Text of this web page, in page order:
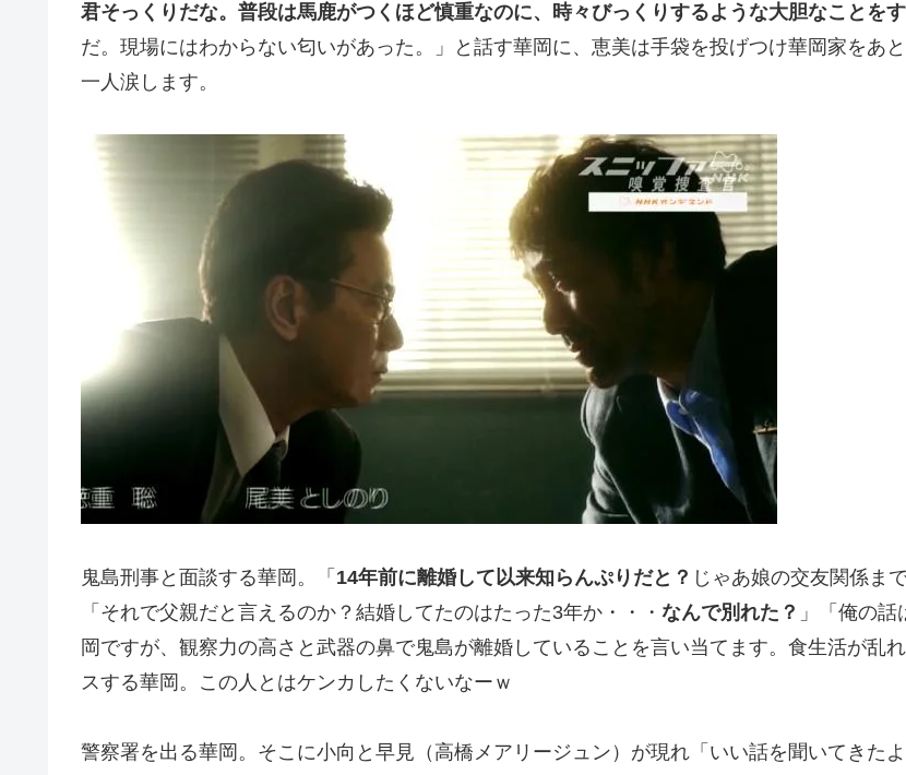
君そっくりだな。普段は馬鹿がつくほど慎重なのに、時々びっくりするような大胆なことをす
だ。現場にはわからない匂いがあった。」と話す華岡に、恵美は手袋を投げつけ華岡家をあ
一人涙します。
鬼島刑事と面談する華岡。「 14年前に離婚して以来知らんぷりだと？ じゃあ娘の交友関係ま
「それで父親だと言えるのか？結婚してたのはたった3年か・・・ なんで別れた？ 」「俺の
岡ですが、観察力の高さと武器の鼻で鬼島が離婚していることを言い当てます。食生活が乱
スする華岡。この人とはケンカしたくないなーｗ
警察署を出る華岡。そこに小向と早見（高橋メアリージュン）が現れ「いい話を聞いてきた